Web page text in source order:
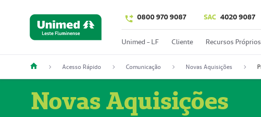
0800 970 9087 SAC 4020 9087
Unimed - LF Cliente Recursos Próprios
Acesso Rápido Comunicação Novas Aquisições
Novas Aquisições